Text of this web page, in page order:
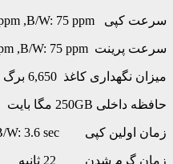
سرعت کپی Colour: 60 ppm ,B/W: 75 ppm برگ در دقیقه
سرعت پرینت Colour: 60 ppm ,B/W: 75 ppm برگ در دقیقه
میزان نگهداری کاغذ 6,650 برگ
حافظه داخلی 250GB مگا بایت
زمان اولین کپی Colour: 5.3 sec, B/W: 3.6 sec ثانیه
زمان گرم شدن 22 ثانیه